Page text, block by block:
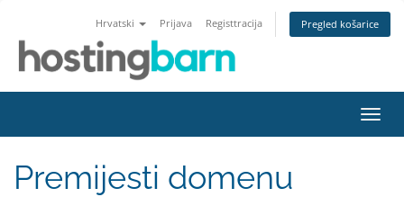
Hrvatski Prijava Registtracija Pregled košarice
Premijesti domenu